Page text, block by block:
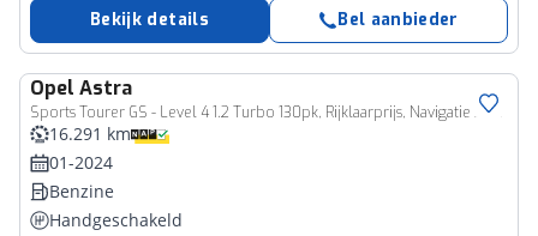
Bekijk details Bel aanbieder
Opel Astra
Sports Tourer GS - Level 4 1.2 Turbo 130pk, Rijklaarprijs, Navigatie 360° Camera Adaptieve Cruise
16.291 km
01-2024
Benzine
Handgeschakeld